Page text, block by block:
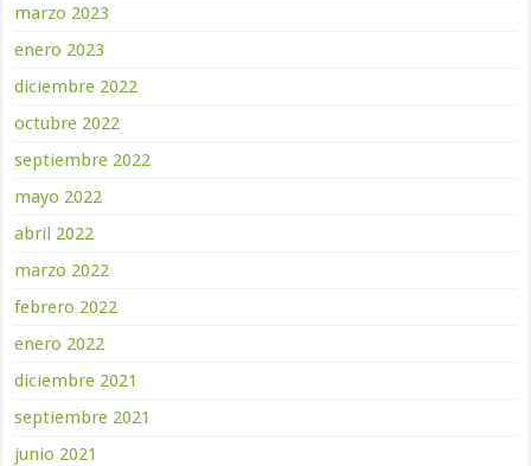
marzo 2023
enero 2023
diciembre 2022
octubre 2022
septiembre 2022
mayo 2022
abril 2022
marzo 2022
febrero 2022
enero 2022
diciembre 2021
septiembre 2021
junio 2021